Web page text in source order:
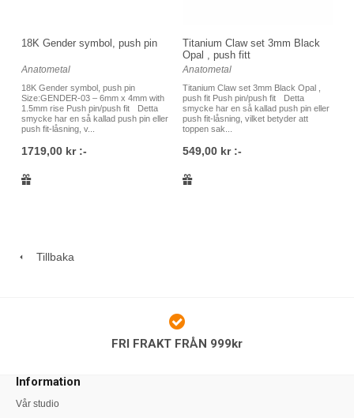
18K Gender symbol, push pin
Anatometal
18K Gender symbol, push pin
Size:GENDER-03 – 6mm x 4mm with
1.5mm rise Push pin/push fit Detta
smycke har en så kallad push pin eller
push fit-låsning, v...
1719,00 kr :-
Titanium Claw set 3mm Black
Opal , push fitt
Anatometal
Titanium Claw set 3mm Black Opal ,
push fit Push pin/push fit Detta
smycke har en så kallad push pin eller
push fit-låsning, vilket betyder att
toppen sak...
549,00 kr :-
Tillbaka
FRI FRAKT FRÅN 999kr
Information
Vår studio